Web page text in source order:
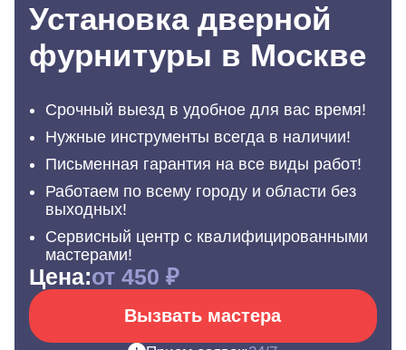
Установка дверной
фурнитуры в Москве
Срочный выезд в удобное для вас время!
Нужные инструменты всегда в наличии!
Письменная гарантия на все виды работ!
Работаем по всему городу и области без
выходных!
Сервисный центр с квалифицированными
мастерами!
Цена:от 450 ₽
Вызвать мастера